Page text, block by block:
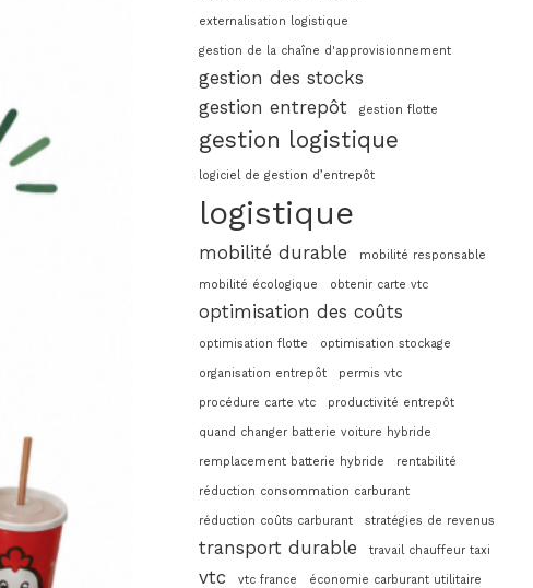
externalisation logistique
gestion de la chaîne d'approvisionnement
gestion des stocks
gestion entrepôt
gestion flotte
gestion logistique
logiciel de gestion d’entrepôt
logistique
mobilité durable mobilité responsable
mobilité écologique obtenir carte vtc
optimisation des coûts
optimisation flotte optimisation stockage
organisation entrepôt permis vtc
procédure carte vtc productivité entrepôt
quand changer batterie voiture hybride
remplacement batterie hybride rentabilité
réduction consommation carburant
réduction coûts carburant stratégies de revenus
transport durable travail chauffeur taxi
vtc vtc france économie carburant utilitaire